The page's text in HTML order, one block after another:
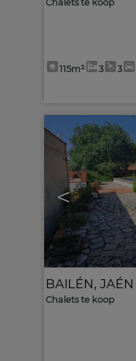
Chalets te koop
115m² 3 3
<
BAILÉN, JAÉN
Chalets te koop